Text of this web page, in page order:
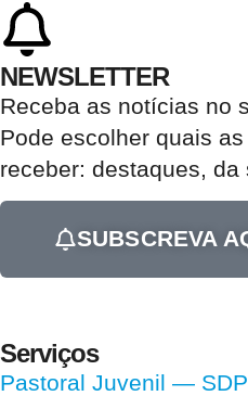
NEWSLETTER
Receba as notícias no
Pode escolher quais
receber: destaques, da
SUBSCREVA
Serviços
Pastoral Juvenil —